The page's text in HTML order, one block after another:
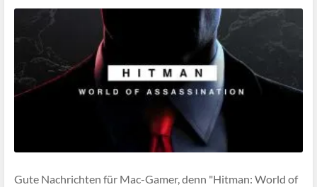
Gute Nachrichten für Mac-Gamer, denn "Hitman: World of